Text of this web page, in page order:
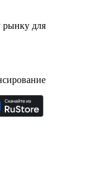
рынку для